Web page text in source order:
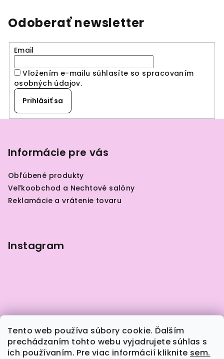
Tento web používa súbory cookie. Ďalším
prechádzaním tohto webu vyjadrujete súhlas s
ich používaním. Pre viac informácií kliknite sem.
Odoberať newsletter
Email
Vložením e-mailu súhlasíte so spracovaním
osobných údajov.
Prihlásiť sa
Informácie pre vás
Obľúbené produkty
Veľkoobchod a Nechtové salóny
Reklamácie a vrátenie tovaru
Instagram